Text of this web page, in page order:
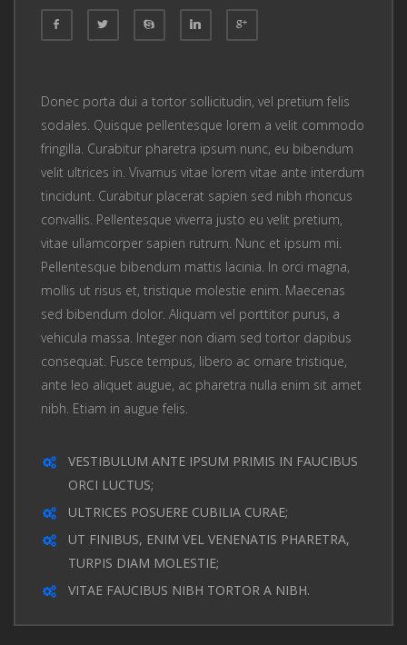
Donec porta dui a tortor sollicitudin, vel pretium felis
sodales. Quisque pellentesque lorem a velit commodo
fringilla. Curabitur pharetra ipsum nunc, eu bibendum
velit ultrices in. Vivamus vitae lorem vitae ante interdum
tincidunt. Curabitur placerat sapien sed nibh rhoncus
convallis. Pellentesque viverra justo eu velit pretium,
vitae ullamcorper sapien rutrum. Nunc et ipsum mi.
Pellentesque bibendum mattis lacinia. In orci magna,
mollis ut risus et, tristique molestie enim. Maecenas
sed bibendum dolor. Aliquam vel porttitor purus, a
vehicula massa. Integer non diam sed tortor dapibus
consequat. Fusce tempus, libero ac ornare tristique,
ante leo aliquet augue, ac pharetra nulla enim sit amet
nibh. Etiam in augue felis.
VESTIBULUM ANTE IPSUM PRIMIS IN FAUCIBUS
ORCI LUCTUS;
ULTRICES POSUERE CUBILIA CURAE;
UT FINIBUS, ENIM VEL VENENATIS PHARETRA,
TURPIS DIAM MOLESTIE;
VITAE FAUCIBUS NIBH TORTOR A NIBH.